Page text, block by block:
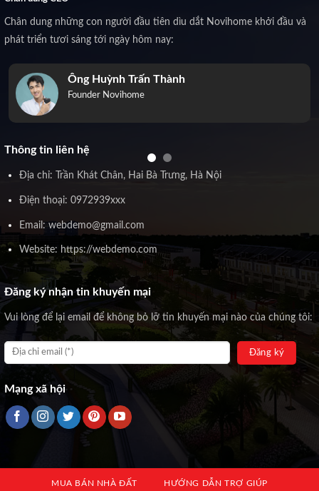
Chân dung những con người đầu tiên dìu dắt Novihome khởi đầu và
phát triển tươi sáng tới ngày hôm nay:
Ông Huỳnh Trấn Thành
Founder Novihome
Thông tin liên hệ
Địa chỉ: Trần Khát Chân, Hai Bà Trưng, Hà Nội
Điện thoại: 0972939xxx
Email: webdemo@gmail.com
Website: https://webdemo.com
Đăng ký nhận tin khuyến mại
Vui lòng để lại email để không bỏ lỡ tin khuyến mại nào của chúng tôi:
Mạng xã hội
MUA BÁN NHÀ ĐẤT HƯỚNG DẪN TRỢ GIÚP